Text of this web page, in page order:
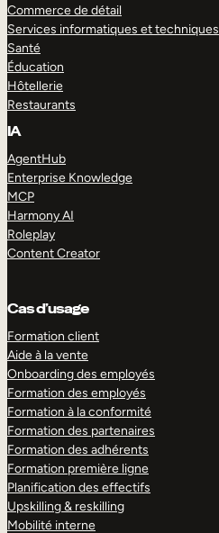
Commerce de détail
Services informatiques et techniques
Santé
Éducation
Hôtellerie
Restaurants
IA
AgentHub
Enterprise Knowledge
MCP
Harmony AI
Roleplay
Content Creator
Cas d’usage
Formation client
Aide à la vente
Onboarding des employés
Formation des employés
Formation à la conformité
Formation des partenaires
Formation des adhérents
Formation première ligne
Planification des effectifs
Upskilling & reskilling
Mobilité interne